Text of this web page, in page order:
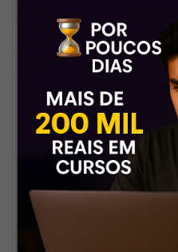
pra resolver
Suporte que
não te deixa no
🧩Conteúdo
organizado
Tudo
e pronto pra te
mais nos